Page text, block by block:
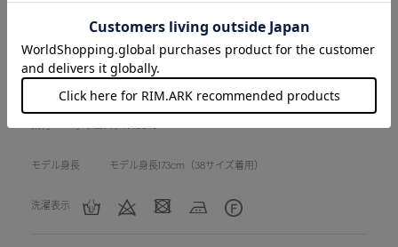
460HSL33-0730
モデル身長 モデル身長173cm（38サイズ着用）
洗濯表示